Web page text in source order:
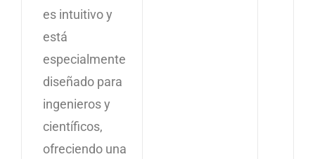
es intuitivo y
está
especialmente
diseñado para
ingenieros y
científicos,
ofreciendo una